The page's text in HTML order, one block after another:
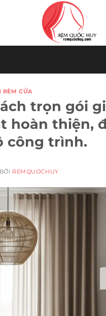
RÈM CỬA
trọn gói
hoàn thiện,
công trình.
BỞI REMQUOCHUY